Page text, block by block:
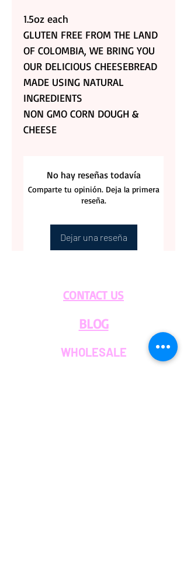
1.5oz each
GLUTEN FREE FROM THE LAND
OF COLOMBIA, WE BRING YOU
OUR DELICIOUS CHEESEBREAD
MADE USING NATURAL
INGREDIENTS
NON GMO CORN DOUGH &
CHEESE
No hay reseñas todavía
Comparte tu opinión. Deja la primera
reseña.
Dejar una reseña
CONTACT US
BLOG
WHOLESALE